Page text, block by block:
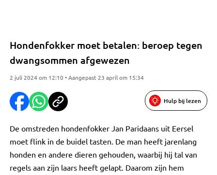
Hondenfokker moet betalen: beroep tegen
dwangsommen afgewezen
2 juli 2024 om 12:10 • Aangepast 23 april om 15:34
Hulp bij lezen
De omstreden hondenfokker Jan Paridaans uit Eersel
moet flink in de buidel tasten. De man heeft jarenlang
honden en andere dieren gehouden, waarbij hij tal van
regels aan zijn laars heeft gelapt. Daarom zijn hem